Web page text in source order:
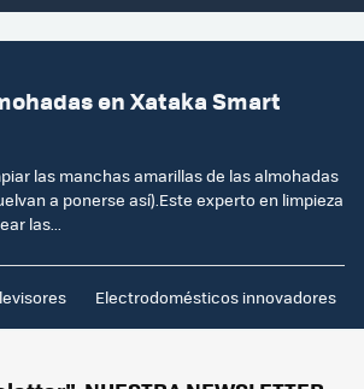
en Xataka Smart
las manchas amarillas de las almohadas
a ponerse así).Este experto en limpieza
las...
Electrodomésticos innovadores